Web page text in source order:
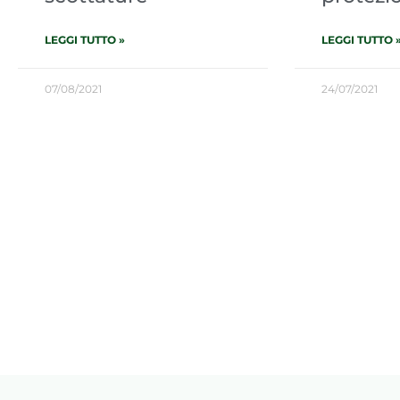
LEGGI TUTTO »
07/08/2021
LEGGI TUTTO
24/07/2021